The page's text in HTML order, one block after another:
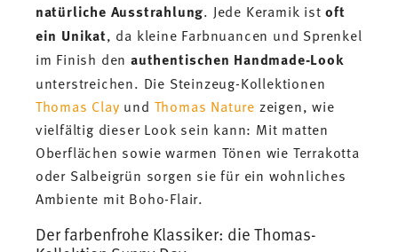
natürliche Ausstrahlung. Jede Keramik istoft
ein Unikat, da kleine Farbnuancen und Sprenkel
im Finish denauthentischen Handmade-Look
unterstreichen. Die Steinzeug-Kollektionen
Thomas Clay und Thomas Nature zeigen, wie
vielfältig dieser Look sein kann: Mit matten
Oberflächen sowie warmen Tönen wie Terrakotta
oder Salbeigrün sorgen sie für ein wohnliches
Ambiente mit Boho-Flair.
Der farbenfrohe Klassiker: die Thomas-